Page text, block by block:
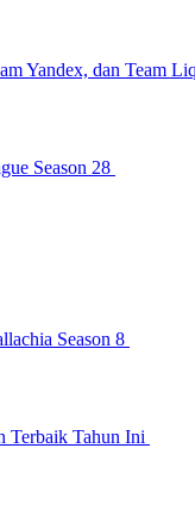
Yandex, dan Team
Season 28
Season 8
Terbaik Tahun Ini